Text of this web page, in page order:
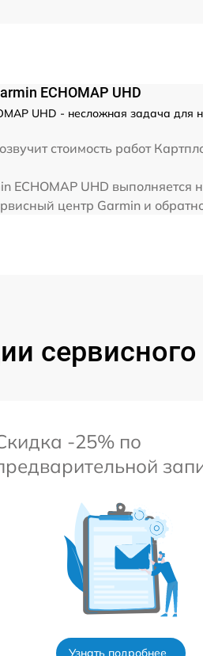
ECHOMAP UHD
UHD - несложная задача
стоимость работ
ECHOMAP UHD выполняется
центр Garmin и
сервисного
-25% по
Узнать подробнее